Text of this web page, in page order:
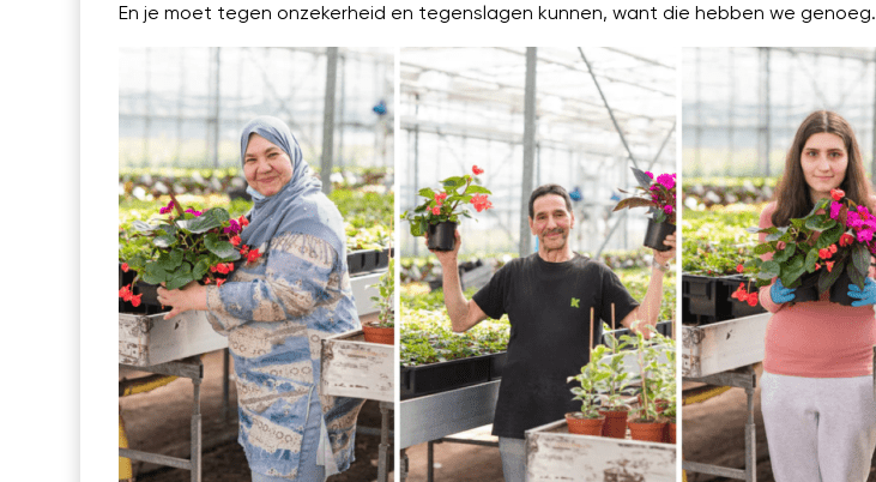
En je moet tegen onzekerheid en tegenslagen kunnen, want die hebben we genoeg.